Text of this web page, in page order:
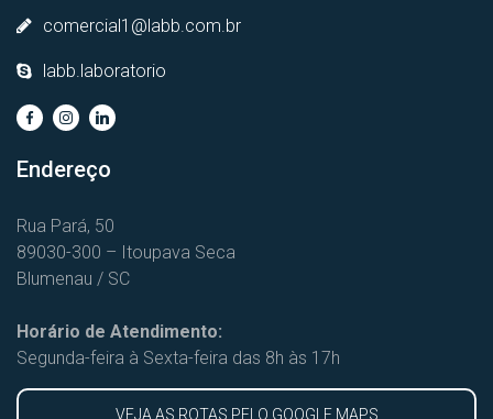
comercial1@labb.com.br
labb.laboratorio
Endereço
Rua Pará, 50
89030-300 – Itoupava Seca
Blumenau / SC
Horário de Atendimento:
Segunda-feira à Sexta-feira das 8h às 17h
VEJA AS ROTAS PELO GOOGLE MAPS